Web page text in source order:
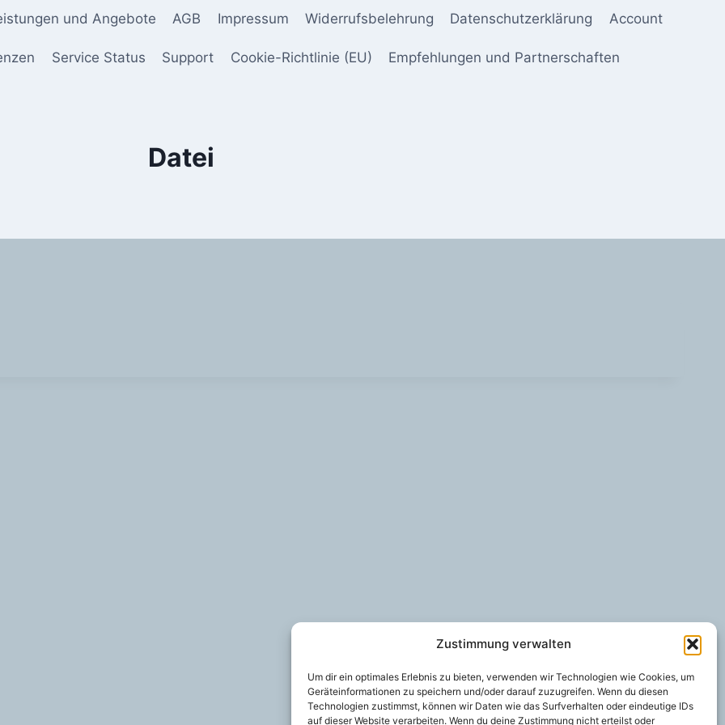
Zustimmung verwalten
Um dir ein optimales Erlebnis zu bieten, verwenden wir Technologien wie Cookies, um
Geräteinformationen zu speichern und/oder darauf zuzugreifen. Wenn du diesen
Technologien zustimmst, können wir Daten wie das Surfverhalten oder eindeutige IDs
auf dieser Website verarbeiten. Wenn du deine Zustimmung nicht erteilst oder
und Angebote AGB Impressum Widerrufsbelehrung Datenschutzerklärung Account
Service Status Support Cookie-Richtlinie (EU) Empfehlungen und Partnerschaften
Datei